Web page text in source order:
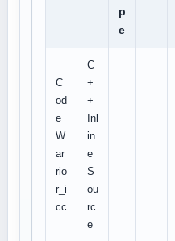
p
e
C
od
e
W
ar
rio
r_i
cc
C
+
+
Inl
in
e
S
ou
rc
e